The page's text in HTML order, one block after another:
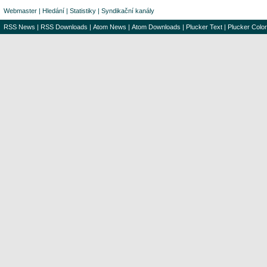
Webmaster | Hledání | Statistiky | Syndikační kanály
RSS News | RSS Downloads | Atom News | Atom Downloads | Plucker Text | Plucker Color